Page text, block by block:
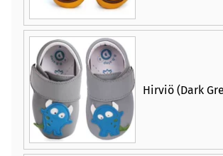
Hirviö (Dark